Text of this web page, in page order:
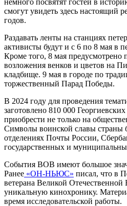
смогут увидеть здесь настоящий
годов.
Раздавать ленты на станциях
активисты будут и с 6 по 8 мая в
Кроме того, 8 мая предусмотрено
возложения венков и цветов на
кладбище. 9 мая в городе по
торжественный Парад Победы.
В 2024 году для проведения
заготовлено 810 000
приобрести не только на
Символы воинской славы страны
отделениях Почты России,
государственных и
События ВОВ имеют большое
Ранее «ОН-НЬЮС» писал, что в
ветерана Великой
уникальную кинохронику.
время исследовательской работы.